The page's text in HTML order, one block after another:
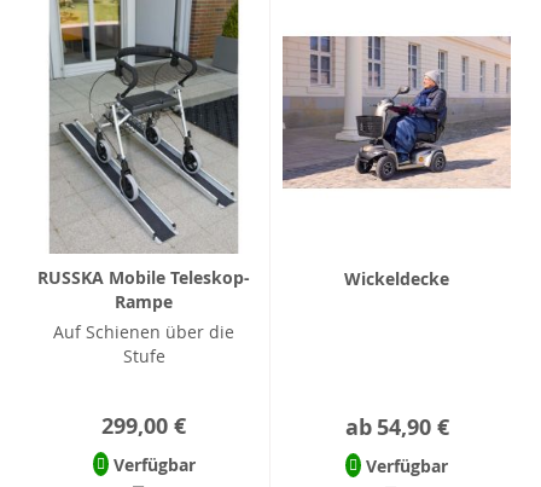
RUSSKA Mobile Teleskop-
Rampe
Auf Schienen über die
Stufe
299,00 €
Verfügbar
Wickeldecke
ab 54,90 €
Verfügbar